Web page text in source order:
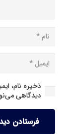
ذخیره نام،
دیدگاهی
فرستادن